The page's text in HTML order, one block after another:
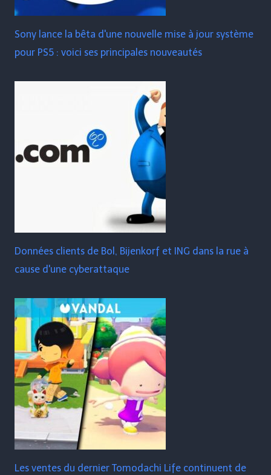
Sony lance la bêta d'une nouvelle mise à jour système
pour PS5 : voici ses principales nouveautés
Données clients de Bol, Bijenkorf et ING dans la rue à
cause d'une cyberattaque
Les ventes du dernier Tomodachi Life continuent de